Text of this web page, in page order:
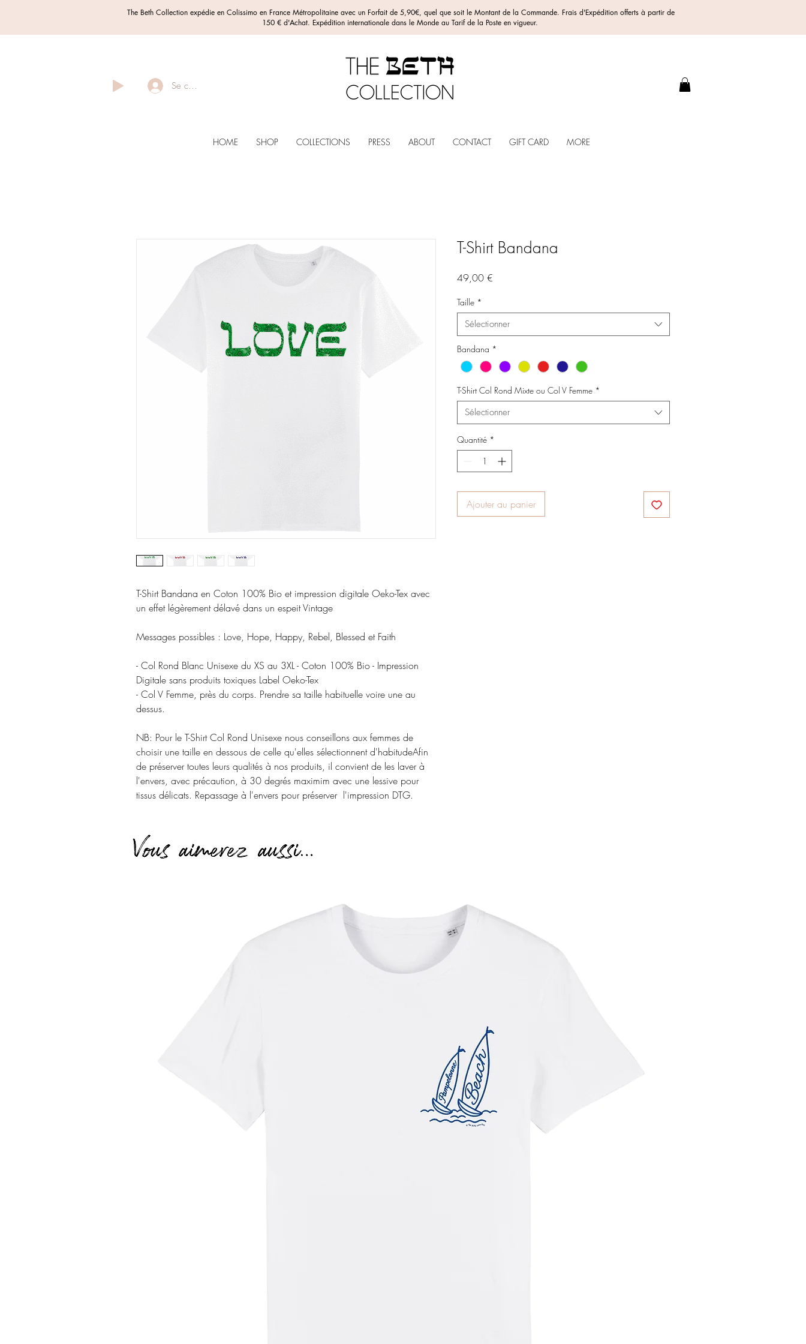
The Beth Collection expédie en Colissimo en France Métropolitaine avec un Forfait de 5,90€, quel que soit le Montant de la Commande. Frais d'Expédition offerts à partir de
150 € d'Achat. Expédition internationale dans le Monde au Tarif de la Poste en vigueur.
Se connecter
HOME SHOP COLLECTIONS PRESS ABOUT CONTACT GIFT CARD MORE
T-Shirt Bandana en Coton 100% Bio et impression digitale Oeko-Tex avec
un effet légèrement délavé dans un espeit Vintage
Messages possibles : Love, Hope, Happy, Rebel, Blessed et Faith
- Col Rond Blanc Unisexe du XS au 3XL - Coton 100% Bio - Impression
Digitale sans produits toxiques Label Oeko-Tex
- Col V Femme, près du corps. Prendre sa taille habituelle voire une au
dessus.
NB: Pour le T-Shirt Col Rond Unisexe nous conseillons aux femmes de
choisir une taille en dessous de celle qu'elles sélectionnent d'habitudeAfin
de préserver toutes leurs qualités à nos produits, il convient de les laver à
l'envers, avec précaution, à 30 degrés maximim avec une lessive pour
tissus délicats. Repassage à l'envers pour préserver  l'impression DTG.
T-Shirt Bandana
49,00 €
Taille *
Sélectionner
Bandana *
T-Shirt Col Rond Mixte ou Col V Femme *
Sélectionner
Quantité *
Ajouter au panier